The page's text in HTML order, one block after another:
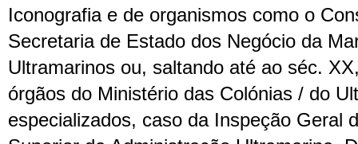
Iconografia e de organismos como o
Secretaria de Estado dos Negócio da
Ultramarinos ou, saltando até ao séc.
órgãos do Ministério das Colónias / do
especializados, caso da Inspeção Geral